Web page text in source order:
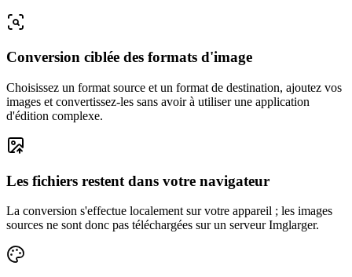
Conversion ciblée des formats d'image
Choisissez un format source et un format de destination, ajoutez vos
images et convertissez-les sans avoir à utiliser une application
d'édition complexe.
Les fichiers restent dans votre navigateur
La conversion s'effectue localement sur votre appareil ; les images
sources ne sont donc pas téléchargées sur un serveur Imglarger.